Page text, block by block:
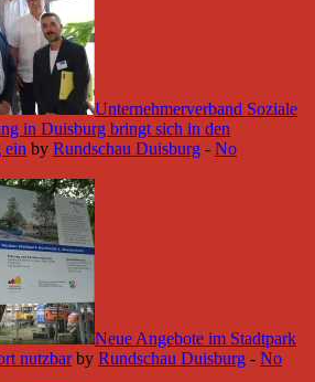
Unternehmerverband Soziale
in Duisburg bringt sich in den
ein by Rundschau Duisburg - No
Neue Angebote im Stadtpark
nutzbar by Rundschau Duisburg - No